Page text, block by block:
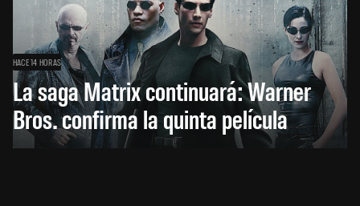
HACE 14 HORAS
La saga Matrix continuará: Warner
Bros. confirma la quinta película